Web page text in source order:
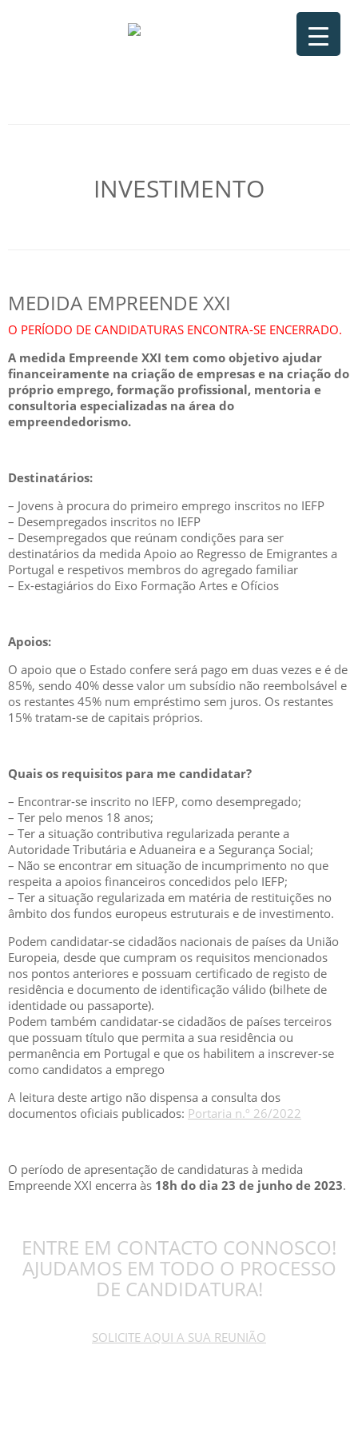
INVESTIMENTO
MEDIDA EMPREENDE XXI
O PERÍODO DE CANDIDATURAS ENCONTRA-SE ENCERRADO.
A medida Empreende XXI tem como objetivo ajudar
financeiramente na criação de empresas e na criação do
próprio emprego, formação profissional, mentoria e
consultoria especializadas na área do
empreendedorismo.
Destinatários:
– Jovens à procura do primeiro emprego inscritos no IEFP
– Desempregados inscritos no IEFP
– Desempregados que reúnam condições para ser
destinatários da medida Apoio ao Regresso de Emigrantes a
Portugal e respetivos membros do agregado familiar
– Ex-estagiários do Eixo Formação Artes e Ofícios
Apoios:
O apoio que o Estado confere será pago em duas vezes e é de
85%, sendo 40% desse valor um subsídio não reembolsável e
os restantes 45% num empréstimo sem juros. Os restantes
15% tratam-se de capitais próprios.
Quais os requisitos para me candidatar?
– Encontrar-se inscrito no IEFP, como desempregado;
– Ter pelo menos 18 anos;
– Ter a situação contributiva regularizada perante a
Autoridade Tributária e Aduaneira e a Segurança Social;
– Não se encontrar em situação de incumprimento no que
respeita a apoios financeiros concedidos pelo IEFP;
– Ter a situação regularizada em matéria de restituições no
âmbito dos fundos europeus estruturais e de investimento.
Podem candidatar-se cidadãos nacionais de países da União
Europeia, desde que cumpram os requisitos mencionados
nos pontos anteriores e possuam certificado de registo de
residência e documento de identificação válido (bilhete de
identidade ou passaporte).
Podem também candidatar-se cidadãos de países terceiros
que possuam título que permita a sua residência ou
permanência em Portugal e que os habilitem a inscrever-se
como candidatos a emprego
A leitura deste artigo não dispensa a consulta dos
documentos oficiais publicados: Portaria n.º 26/2022
O período de apresentação de candidaturas à medida
Empreende XXI encerra às 18h do dia 23 de junho de 2023.
ENTRE EM CONTACTO CONNOSCO!
AJUDAMOS EM TODO O PROCESSO
DE CANDIDATURA!
SOLICITE AQUI A SUA REUNIÃO